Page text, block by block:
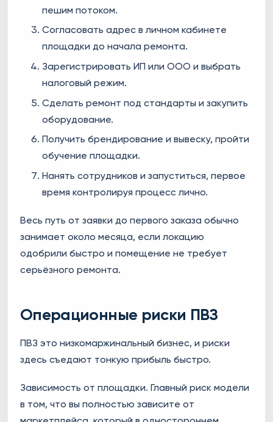
пешим потоком.
Согласовать адрес в личном кабинете
площадки до начала ремонта.
Зарегистрировать ИП или ООО и выбрать
налоговый режим.
Сделать ремонт под стандарты и закупить
оборудование.
Получить брендирование и вывеску, пройти
обучение площадки.
Нанять сотрудников и запуститься, первое
время контролируя процесс лично.
Весь путь от заявки до первого заказа обычно
занимает около месяца, если локацию
одобрили быстро и помещение не требует
серьёзного ремонта.
Операционные риски ПВЗ
ПВЗ это низкомаржинальный бизнес, и риски
здесь съедают тонкую прибыль быстро.
Зависимость от площадки. Главный риск модели
в том, что вы полностью зависите от